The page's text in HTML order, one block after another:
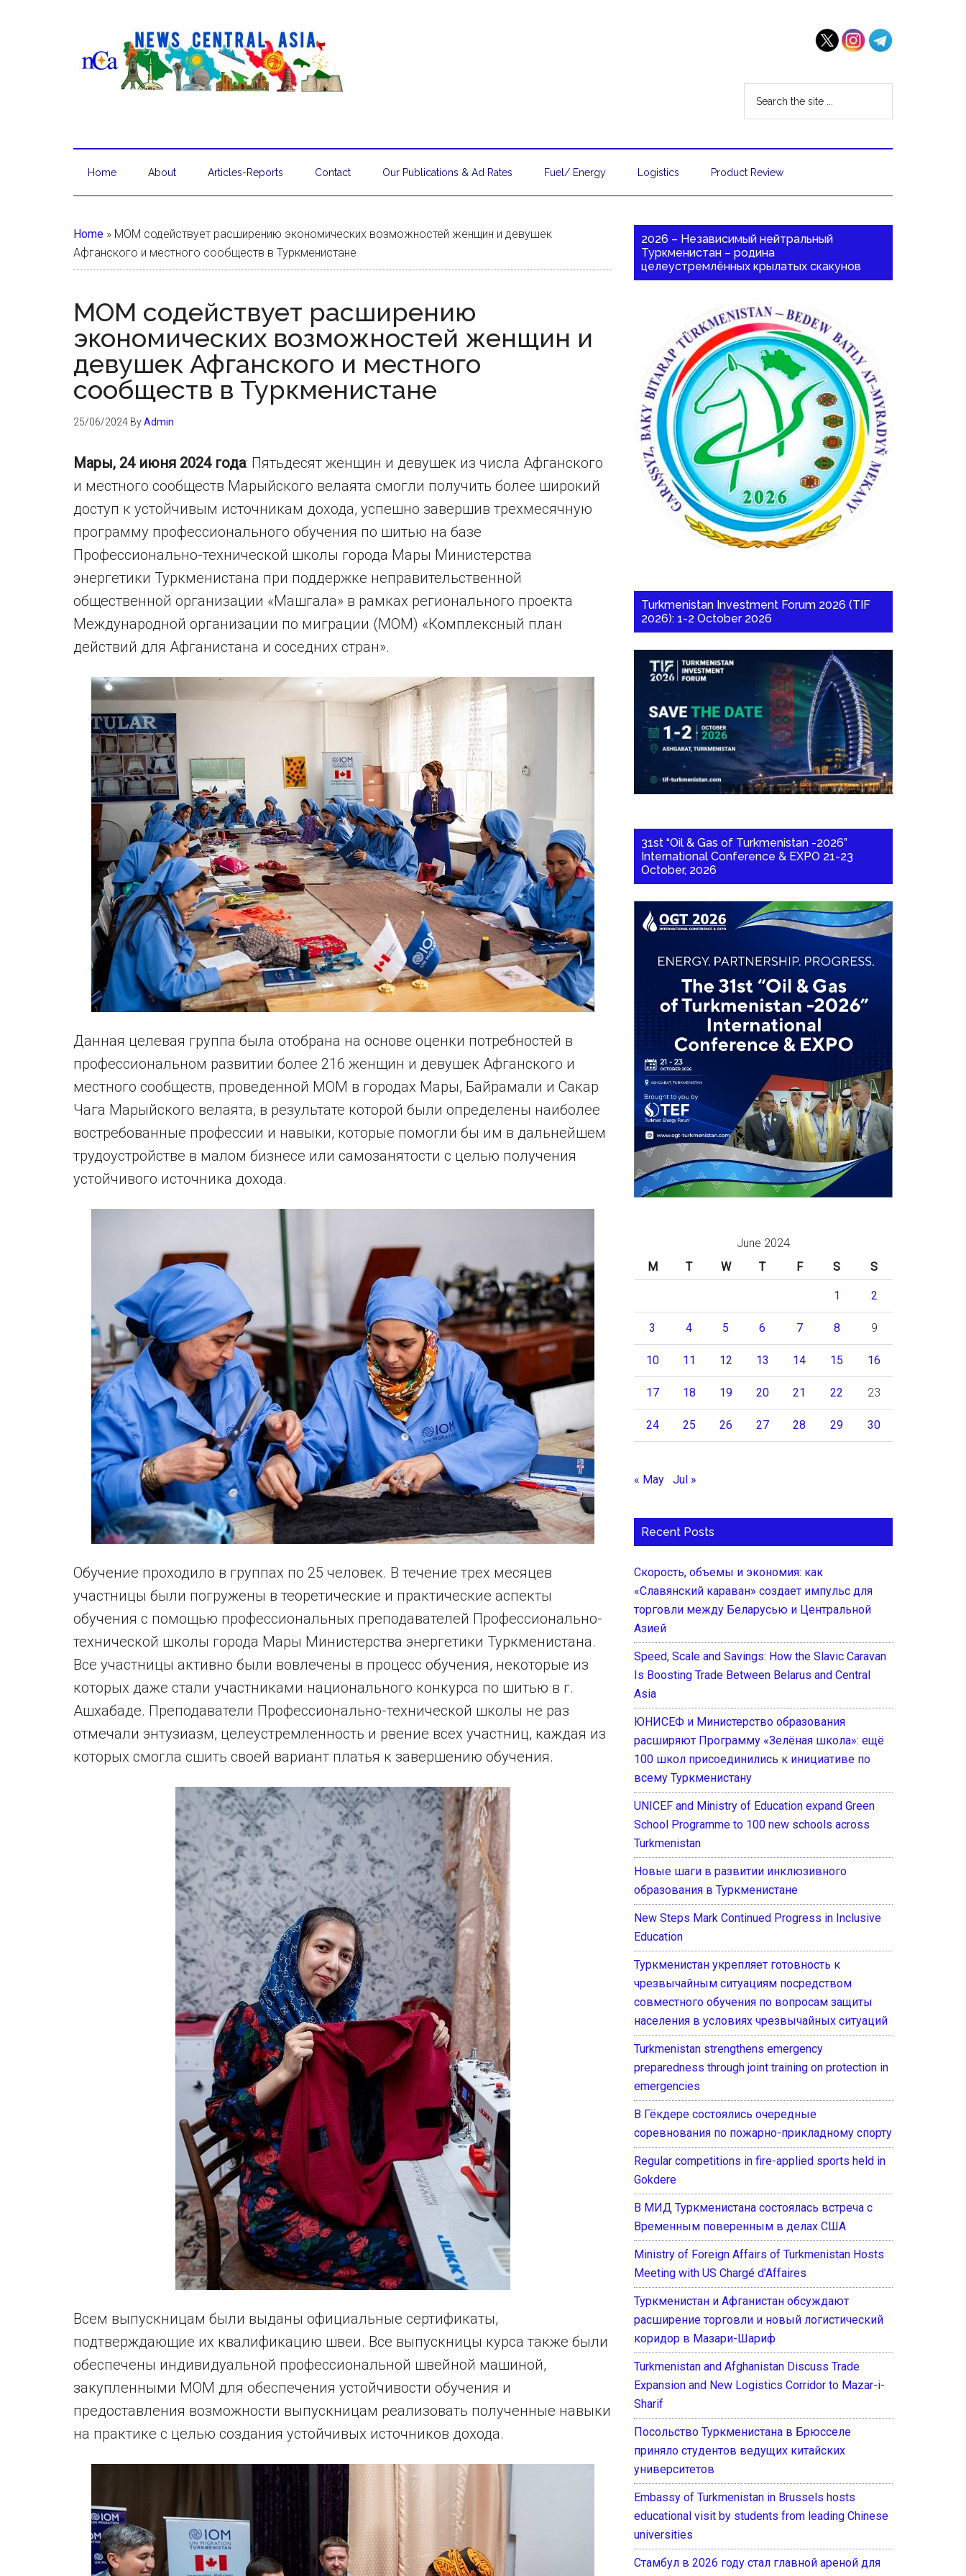
Home About Articles-Reports Contact Our Publications & Ad Rates Fuel/ Energy Logistics Product Review
Home » МОМ содействует расширению экономических возможностей женщин и девушек
Афганского и местного сообществ в Туркменистане
МОМ содействует расширению
экономических возможностей женщин и
девушек Афганского и местного
сообществ в Туркменистане
25/06/2024 ByAdmin
Мары, 24 июня 2024 года: Пятьдесят женщин и девушек из числа Афганского
и местного сообществ Марыйского велаята смогли получить более широкий
доступ к устойчивым источникам дохода, успешно завершив трехмесячную
программу профессионального обучения по шитью на базе
Профессионально-технической школы города Мары Министерства
энергетики Туркменистана при поддержке неправительственной
общественной организации «Машгала» в рамках регионального проекта
Международной организации по миграции (МОМ) «Комплексный план
действий для Афганистана и соседних стран».
Данная целевая группа была отобрана на основе оценки потребностей в
профессиональном развитии более 216 женщин и девушек Афганского и
местного сообществ, проведенной МОМ в городах Мары, Байрамали и Сакар
Чага Марыйского велаята, в результате которой были определены наиболее
востребованные профессии и навыки, которые помогли бы им в дальнейшем
трудоустройстве в малом бизнесе или самозанятости с целью получения
устойчивого источника дохода.
Обучение проходило в группах по 25 человек. В течение трех месяцев
участницы были погружены в теоретические и практические аспекты
обучения с помощью профессиональных преподавателей Профессионально-
технической школы города Мары Министерства энергетики Туркменистана.
Все участницы активно были вовлечены в процесс обучения, некоторые из
которых даже стали участниками национального конкурса по шитью в г.
Ашхабаде. Преподаватели Профессионально-технической школы не раз
отмечали энтузиазм, целеустремленность и рвение всех участниц, каждая из
которых смогла сшить своей вариант платья к завершению обучения.
Всем выпускницам были выданы официальные сертификаты,
подтверждающие их квалификацию швеи. Все выпускницы курса также были
обеспечены индивидуальной профессиональной швейной машиной,
закупленными МОМ для обеспечения устойчивости обучения и
предоставления возможности выпускницам реализовать полученные навыки
на практике с целью создания устойчивых источников дохода.
2026 – Независимый нейтральный
Туркменистан – родина
целеустремлённых крылатых скакунов
Turkmenistan Investment Forum 2026 (TIF
2026): 1-2 October 2026
31st “Oil & Gas of Turkmenistan -2026”
International Conference & EXPO 21-23
October, 2026
June 2024
M
T W T F S S
1 2
3 4 5 6 7 8 9
10 11 12 13 14 15 16
17 18 19 20 21 22 23
24 25 26 27 28 29 30
« May Jul »
Recent Posts
Скорость, объемы и экономия: как
«Славянский караван» создает импульс для
торговли между Беларусью и Центральной
Азией
Speed, Scale and Savings: How the Slavic Caravan
Is Boosting Trade Between Belarus and Central
Asia
ЮНИСЕФ и Министерство образования
расширяют Программу «Зелёная школа»: ещё
100 школ присоединились к инициативе по
всему Туркменистану
UNICEF and Ministry of Education expand Green
School Programme to 100 new schools across
Turkmenistan
Новые шаги в развитии инклюзивного
образования в Туркменистане
New Steps Mark Continued Progress in Inclusive
Education
Туркменистан укрепляет готовность к
чрезвычайным ситуациям посредством
совместного обучения по вопросам защиты
населения в условиях чрезвычайных ситуаций
Turkmenistan strengthens emergency
preparedness through joint training on protection in
emergencies
В Гёкдере состоялись очередные
соревнования по пожарно-прикладному спорту
Regular competitions in fire-applied sports held in
Gokdere
В МИД Туркменистана состоялась встреча с
Временным поверенным в делах США
Ministry of Foreign Affairs of Turkmenistan Hosts
Meeting with US Chargé d’Affaires
Туркменистан и Афганистан обсуждают
расширение торговли и новый логистический
коридор в Мазари-Шариф
Turkmenistan and Afghanistan Discuss Trade
Expansion and New Logistics Corridor to Mazar-i-
Sharif
Посольство Туркменистана в Брюсселе
приняло студентов ведущих китайских
университетов
Embassy of Turkmenistan in Brussels hosts
educational visit by students from leading Chinese
universities
Стамбул в 2026 году стал главной ареной для